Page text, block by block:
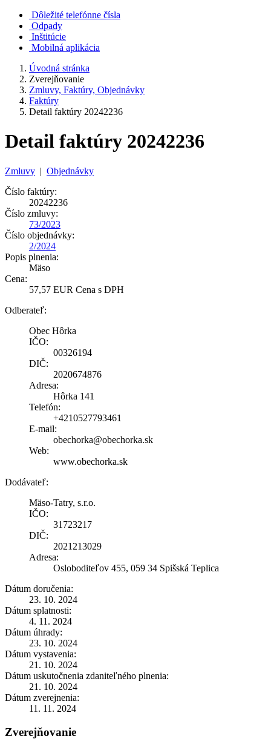
Dôležité telefónne čísla
Odpady
Inštitúcie
Mobilná aplikácia
Úvodná stránka
Zverejňovanie
Zmluvy, Faktúry, Objednávky
Faktúry
Detail faktúry 20242236
Detail faktúry 20242236
Zmluvy | Objednávky
Číslo faktúry:
20242236
Číslo zmluvy:
73/2023
Číslo objednávky:
2/2024
Popis plnenia:
Mäso
Cena:
57,57 EUR Cena s DPH
Odberateľ:
Obec Hôrka
IČO:
00326194
DIČ:
2020674876
Adresa:
Hôrka 141
Telefón:
+4210527793461
E-mail:
obechorka@obechorka.sk
Web:
www.obechorka.sk
Dodávateľ:
Mäso-Tatry, s.r.o.
IČO:
31723217
DIČ:
2021213029
Adresa:
Osloboditeľov 455, 059 34 Spišská Teplica
Dátum doručenia:
23. 10. 2024
Dátum splatnosti:
4. 11. 2024
Dátum úhrady:
23. 10. 2024
Dátum vystavenia:
21. 10. 2024
Dátum uskutočnenia zdaniteľného plnenia:
21. 10. 2024
Dátum zverejnenia:
11. 11. 2024
Zverejňovanie